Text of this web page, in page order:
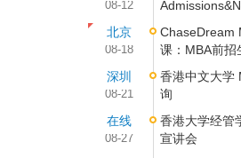
08-12
北京
08-18
ChaseDream
课：MBA前招
深圳
08-21
香港中文大学
询
在线
08-27
香港大学经管
宣讲会